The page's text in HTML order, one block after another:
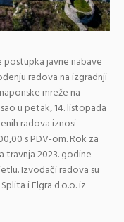
javne nabave
radova na izgradnji
mreže na
u petak, 14. listopada
radova iznosi
s PDV-om. Rok za
travnja 2023. godine
Izvođači radova su
i Elgra d.o.o. iz